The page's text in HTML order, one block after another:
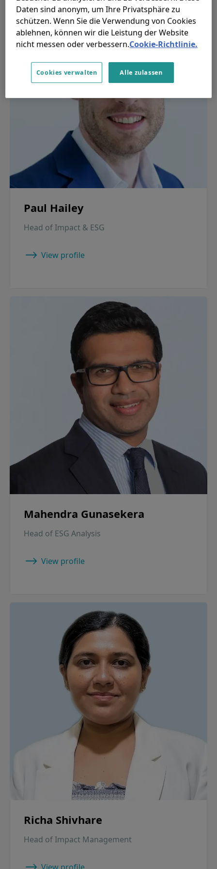
Paul Hailey
Head of Impact & ESG
View profile
Mahendra Gunasekera
Head of ESG Analysis
View profile
Richa Shivhare
Head of Impact Management
Daten sind anonym, um Ihre Privatsphäre zu
schützen. Wenn Sie die Verwendung von Cookies
ablehnen, können wir die Leistung der Website
nicht messen oder verbessern.Cookie-Richtlinie.
Alle zulassen
Cookies verwalten